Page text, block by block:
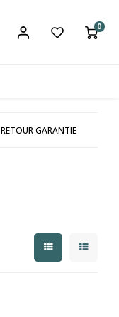
0
RETOUR GARANTIE